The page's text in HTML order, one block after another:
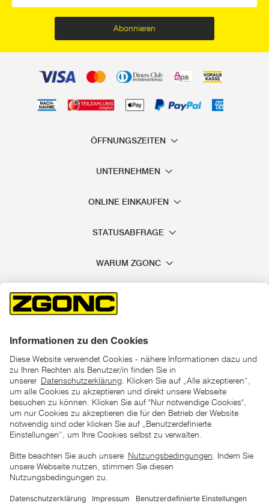
Abonnieren
ÖFFNUNGSZEITEN
UNTERNEHMEN
ONLINE EINKAUFEN
STATUSABFRAGE
WARUM ZGONC
*der "statt"-Preis ist der niedrigste von uns in den letzten 30
Tagen vor Beginn dieser Aktion verlangte Preis
unter den UVP Preisen auf dieser Website sind die
zu verstehen